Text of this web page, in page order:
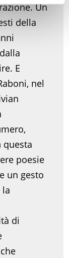
Un
della
E
nel
questa
poesie
un gesto
la
di